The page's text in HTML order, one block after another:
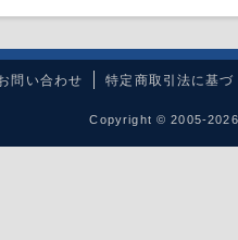
問い合わせ 特定商取引法に基づ
Copyright © 2005-